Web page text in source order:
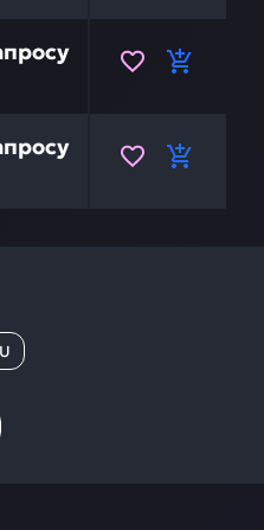
в
в